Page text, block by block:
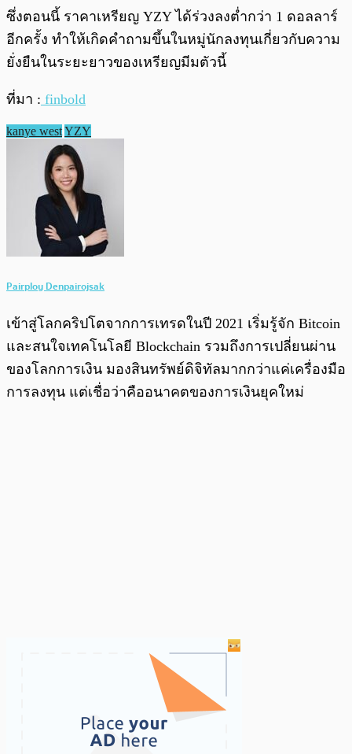
ซึ่งตอนนี้ ราคาเหรียญ YZY ได้ร่วงลงต่ำกว่า 1 ดอลลาร์
อีกครั้ง ทำให้เกิดคำถามขึ้นในหมู่นักลงทุนเกี่ยวกับความ
ยั่งยืนในระยะยาวของเหรียญมีมตัวนี้
ที่มา : finbold
kanye westYZY
Pairploy Denpairojsak
เข้าสู่โลกคริปโตจากการเทรดในปี 2021 เริ่มรู้จัก Bitcoin
และสนใจเทคโนโลยี Blockchain รวมถึงการเปลี่ยนผ่าน
ของโลกการเงิน มองสินทรัพย์ดิจิทัลมากกว่าแค่เครื่องมือ
การลงทุน แต่เชื่อว่าคืออนาคตของการเงินยุคใหม่